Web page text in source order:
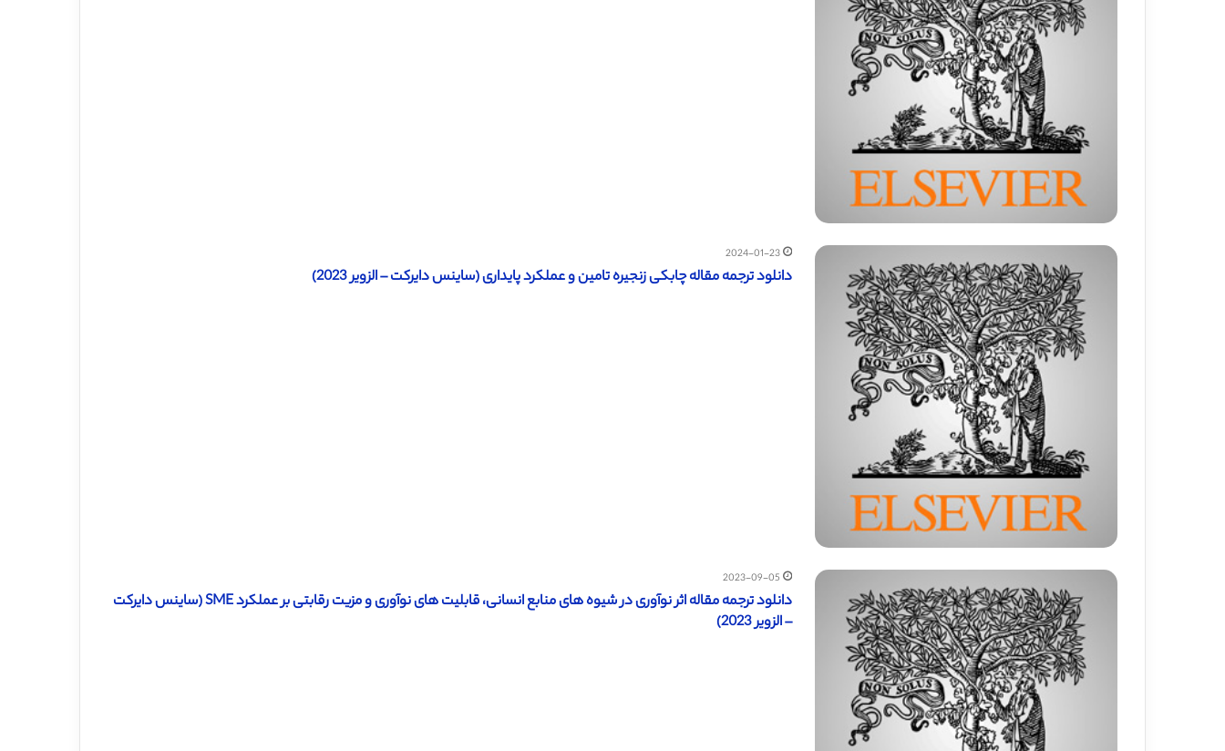
2024-01-23
دانلود ترجمه مقاله چابکی زنجیره تامین و عملکرد پایداری (ساینس دایرکت – الزویر 2023)
2023-09-05
دانلود ترجمه مقاله اثر نوآوری در شیوه های منابع انسانی، قابلیت های نوآوری و مزیت رقابتی بر عملکرد SME (ساینس دایرکت
– الزویر 2023)